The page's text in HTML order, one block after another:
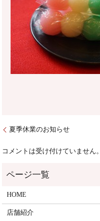
夏季休業のお知らせ
コメントは受け付けていません。
HOME
店舗紹介